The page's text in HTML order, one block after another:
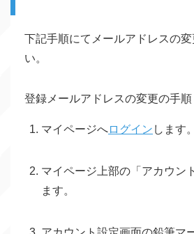
下記手順にてメールアドレスの
い。
登録メールアドレスの変更の手順
マイページへログイン します。
マイページ上部の「アカウン
ます。